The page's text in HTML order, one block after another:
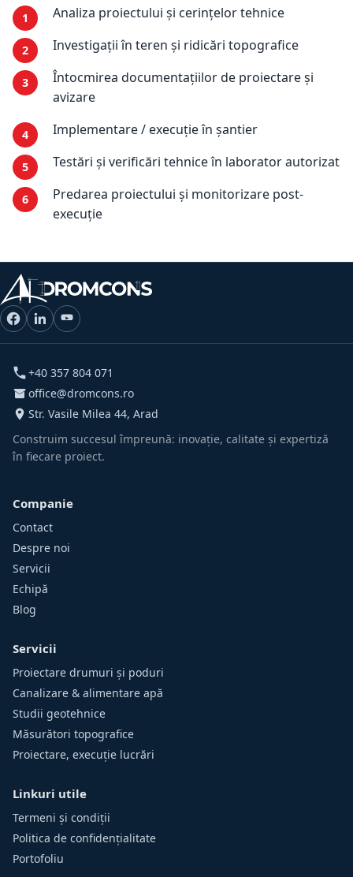
Analiza proiectului și cerințelor tehnice
Investigații în teren și ridicări topografice
Întocmirea documentațiilor de proiectare și
avizare
Implementare / execuție în șantier
Testări și verificări tehnice în laborator autorizat
Predarea proiectului și monitorizare post-
execuție
+40 357 804 071
office@dromcons.ro
Str. Vasile Milea 44, Arad
Construim succesul împreună: inovație, calitate și expertiză
în fiecare proiect.
Companie
Contact
Despre noi
Servicii
Echipă
Blog
Servicii
Proiectare drumuri și poduri
Canalizare & alimentare apă
Studii geotehnice
Măsurători topografice
Proiectare, execuție lucrări
Linkuri utile
Termeni și condiții
Politica de confidențialitate
Portofoliu